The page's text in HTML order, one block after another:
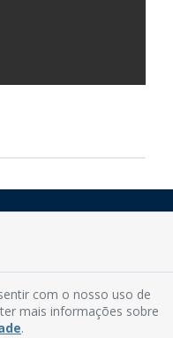
com o nosso uso de
mais informações sobre
.